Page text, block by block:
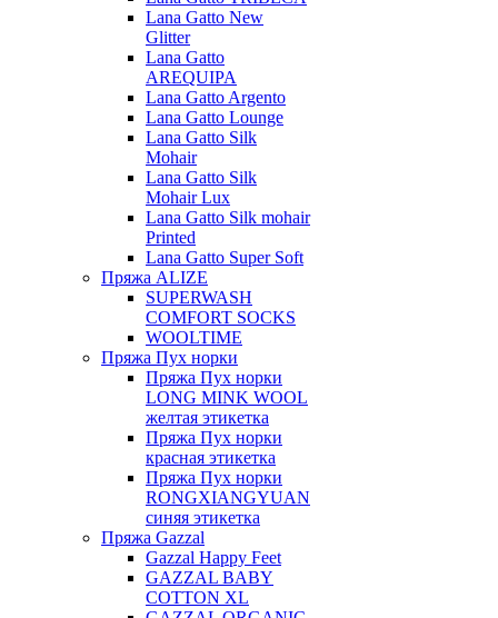
Lana Gatto New
Glitter
Lana Gatto
AREQUIPA
Lana Gatto Argento
Lana Gatto Lounge
Lana Gatto Silk
Mohair
Lana Gatto Silk
Mohair Lux
Lana Gatto Silk mohair
Printed
Lana Gatto Super Soft
Пряжа ALIZE
SUPERWASH
COMFORT SOCKS
WOOLTIME
Пряжа Пух норки
Пряжа Пух норки
LONG MINK WOOL
желтая этикетка
Пряжа Пух норки
красная этикетка
Пряжа Пух норки
RONGXIANGYUAN
синяя этикетка
Пряжа Gazzal
Gazzal Happy Feet
GAZZAL BABY
COTTON XL